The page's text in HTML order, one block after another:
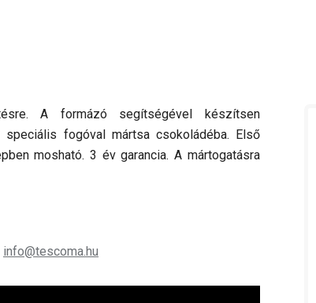
A formázó segítségével készítsen
fogóval mártsa csokoládéba. Első
mosható. 3 év garancia. A mártogatásra
info@tescoma.hu